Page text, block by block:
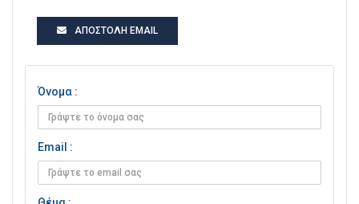
ΑΠΟΣΤΟΛΉ EMAIL
Όνομα :
Email :